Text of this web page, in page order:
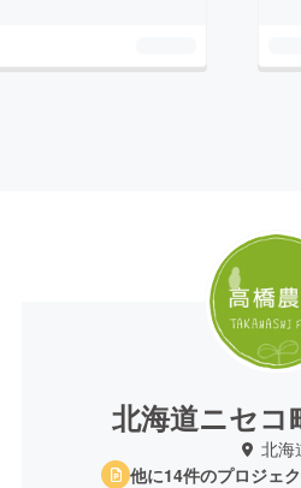
北海道ニセコ
北海
他に14件のプロジェ